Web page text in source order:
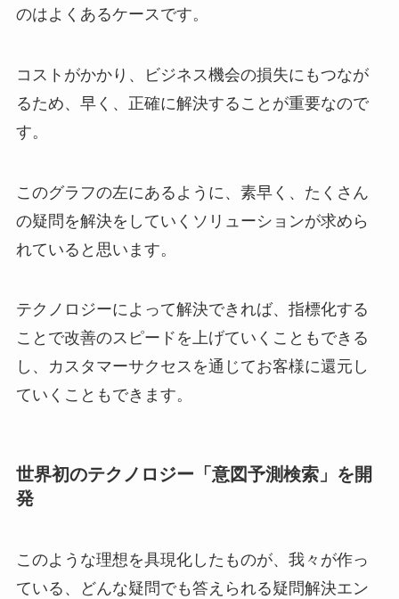
のはよくあるケースです。
コストがかかり、ビジネス機会の損失にもつなが
るため、早く、正確に解決することが重要なので
す。
このグラフの左にあるように、素早く、たくさん
の疑問を解決をしていくソリューションが求めら
れていると思います。
テクノロジーによって解決できれば、指標化する
ことで改善のスピードを上げていくこともできる
し、カスタマーサクセスを通じてお客様に還元し
ていくこともできます。
世界初のテクノロジー「意図予測検索」を開
発
このような理想を具現化したものが、我々が作っ
ている、どんな疑問でも答えられる疑問解決エン